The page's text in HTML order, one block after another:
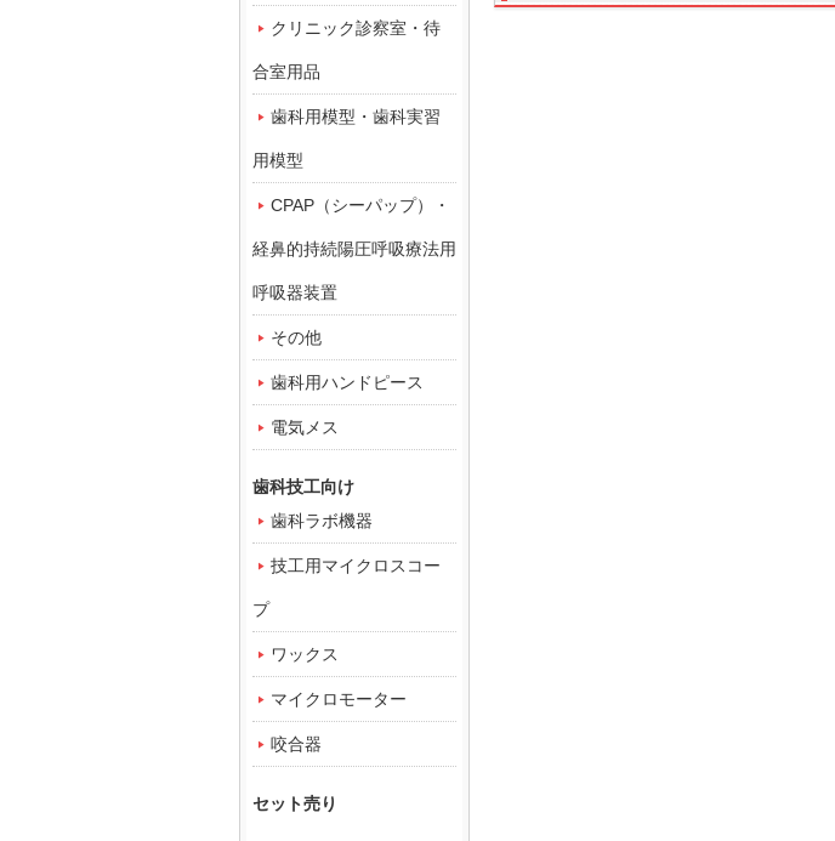
クリニック診察室・待
合室用品
歯科用模型・歯科実習
用模型
CPAP（シーパップ）・
経鼻的持続陽圧呼吸療法用
呼吸器装置
その他
歯科用ハンドピース
電気メス
歯科技工向け
歯科ラボ機器
技工用マイクロスコー
プ
ワックス
マイクロモーター
咬合器
セット売り